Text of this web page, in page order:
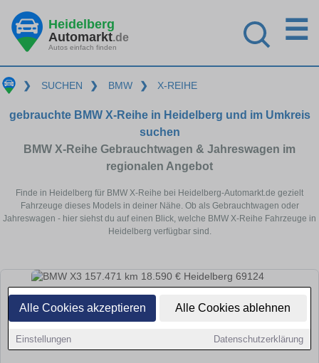
Alle Cookies akzeptieren Alle Cookies ablehnen
Einstellungen Datenschutzerklärung
Heidelberg
Automarkt.de
Autos einfach finden
☰
❯ SUCHEN ❯ BMW ❯ X-REIHE
gebrauchte BMW X-Reihe in Heidelberg und im Umkreis
suchen
BMW X-Reihe Gebrauchtwagen & Jahreswagen im
regionalen Angebot
Finde in Heidelberg für BMW X-Reihe bei Heidelberg-Automarkt.de gezielt
Fahrzeuge dieses Models in deiner Nähe. Ob als Gebrauchtwagen oder
Jahreswagen - hier siehst du auf einen Blick, welche BMW X-Reihe Fahrzeuge in
Heidelberg verfügbar sind.